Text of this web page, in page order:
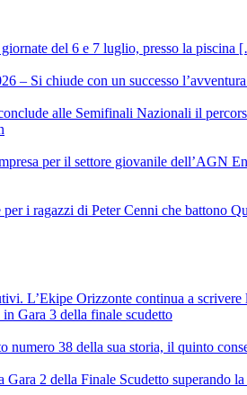
Gara 3 della finale scudetto